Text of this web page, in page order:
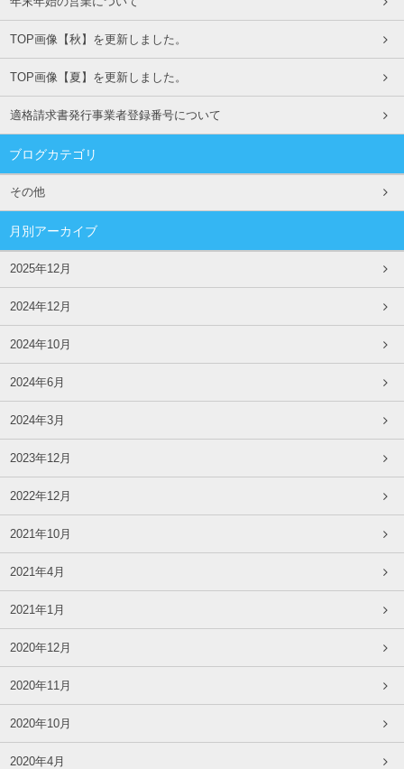
TOP画像【秋】を更新しました。
TOP画像【夏】を更新しました。
適格請求書発行事業者登録番号について
ブログカテゴリ
その他
月別アーカイブ
2025年12月
2024年12月
2024年10月
2024年6月
2024年3月
2023年12月
2022年12月
2021年10月
2021年4月
2021年1月
2020年12月
2020年11月
2020年10月
2020年4月